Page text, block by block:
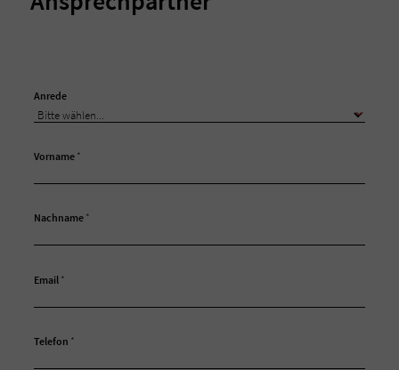
Anrede
Vorname *
Nachname *
Email *
Telefon *